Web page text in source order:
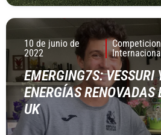
10 de junio de
2022
EMERGING7S: VESSURI
ENERGÍAS RENOVADAS
UK